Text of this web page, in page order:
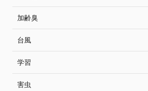
加齢臭
台風
学習
害虫